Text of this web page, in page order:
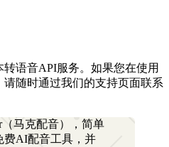
语音API服务。如果您在使用
随时通过我们的支持页面联系
马克配音），简单
费AI配音工具，并